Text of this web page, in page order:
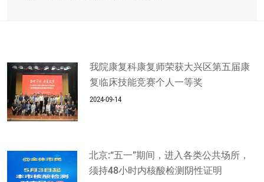
我院康复科康复师荣获大兴区第五届康
复临床技能竞赛个人一等奖
2024-09-14
北京:“五一”期间，进入各类公共场所，
须持48小时内核酸检测阴性证明